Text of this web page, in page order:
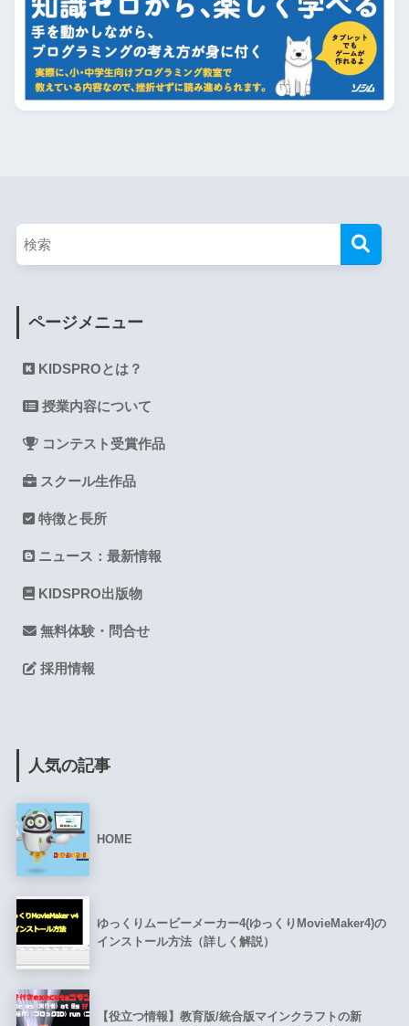
ページメニュー
KIDSPROとは？
授業内容について
コンテスト受賞作品
スクール生作品
特徴と長所
ニュース：最新情報
KIDSPRO出版物
無料体験・問合せ
採用情報
人気の記事
HOME
ゆっくりムービーメーカー4(ゆっくりMovieMaker4)の
インストール方法（詳しく解説）
【役立つ情報】教育版/統合版マインクラフトの新